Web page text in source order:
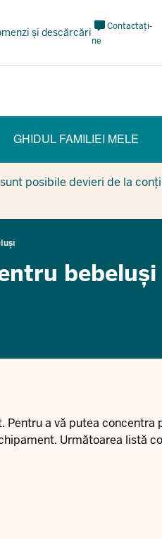
și descărcări Meta
Navi
Contactați-
ne
GHIDUL FAMILIEI MELE
posibile devieri de la
bebeluși
Pentru a vă putea concentra
Următoarea listă